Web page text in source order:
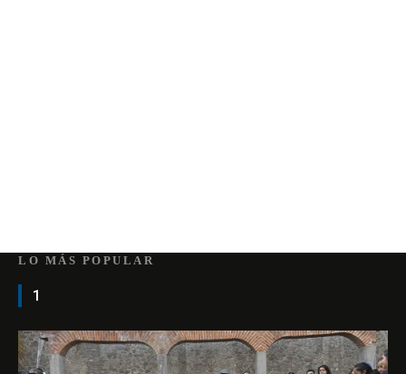
LO MÁS POPULAR
1